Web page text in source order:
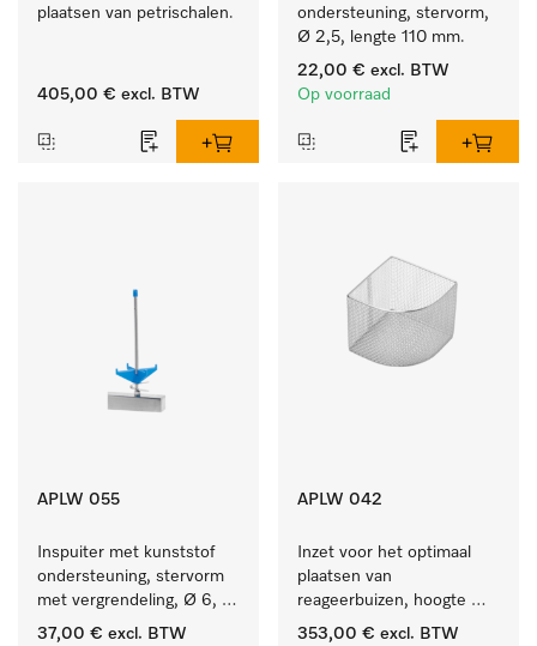
plaatsen van petrischalen.
405,00 € excl. BTW
ondersteuning, stervorm,
Ø 2,5, lengte 110 mm.
22,00 € excl. BTW
Op voorraad
APLW 055
Inspuiter met kunststof
ondersteuning, stervorm
met vergrendeling, Ø 6,
lengte 175 mm.
37,00 € excl. BTW
APLW 042
Inzet voor het optimaal
plaatsen van
reageerbuizen, hoogte
200 mm.
353,00 € excl. BTW